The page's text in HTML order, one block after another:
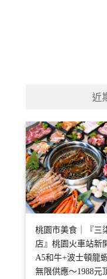
近
桃園市美食｜『三
店』桃園火車站新
A5和牛+波士頓龍
無限供應～1988元